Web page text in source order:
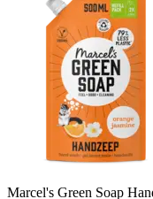
Marcel's Green Soap